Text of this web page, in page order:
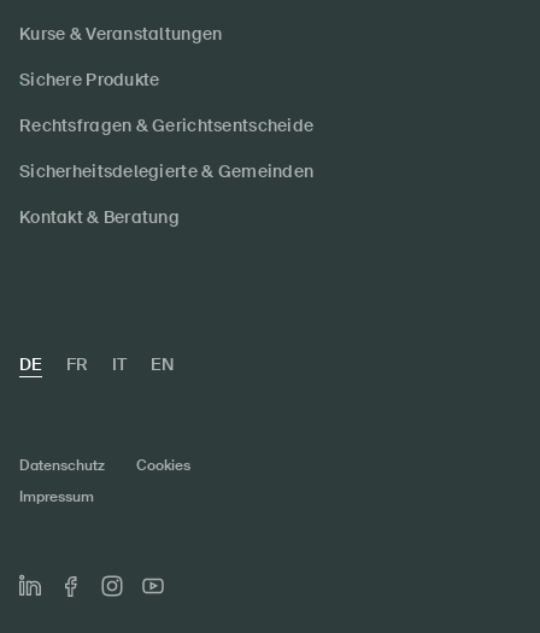
Kurse & Veranstaltungen
Sichere Produkte
Rechtsfragen & Gerichtsentscheide
Sicherheitsdelegierte & Gemeinden
Kontakt & Beratung
DE FR IT EN
Datenschutz
Cookies
Impressum